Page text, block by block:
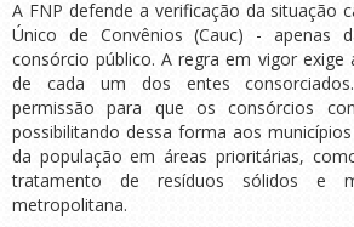
A FNP defende a verificação da situação
Único de Convênios (Cauc) - apenas
consórcio público. A regra em vigor exige
de cada um dos entes
permissão para que os consórcios
possibilitando dessa forma aos
da população em áreas prioritárias,
tratamento de resíduos sólidos e
metropolitana.